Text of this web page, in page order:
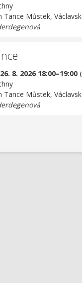
Tance Můstek,
8. 2026 18:00–19:00
Tance Můstek,